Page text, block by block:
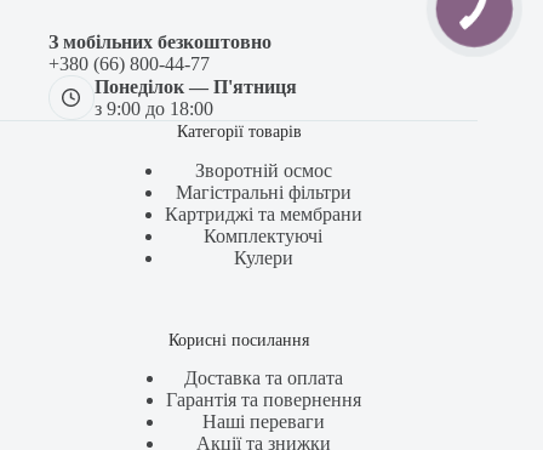
З мобільних безкоштовно
+380 (66) 800-44-77
Понеділок — П'ятниця
з 9:00 до 18:00
Категорії товарів
Зворотній осмос
Магістральні фільтри
Картриджі та мембрани
Комплектуючі
Кулери
Корисні посилання
Доставка та оплата
Гарантія та повернення
Наші переваги
Акції та знижки